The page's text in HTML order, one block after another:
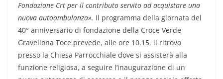
Fondazione Crt per il contributo servito ad acquistare una
nuova autoambulanza». Il programma della giornata del
40° anniversario di fondazione della Croce Verde
Gravellona Toce prevede, alle ore 10.15, il ritrovo
presso la Chiesa Parrocchiale dove si assisterà alla
funzione religiosa, a seguire l’inaugurazione di un